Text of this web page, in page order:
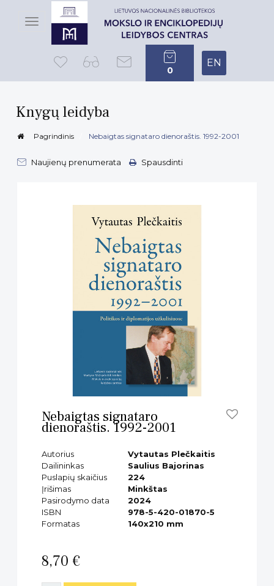
Toggle
navigation
0
EN
Knygų leidyba
Pagrindinis Nebaigtas signataro dienoraštis. 1992-2001
Naujienų prenumerata Spausdinti
Nebaigtas signataro
dienoraštis. 1992-2001
Autorius
Vytautas Plečkaitis
Dailininkas
Saulius Bajorinas
Puslapių skaičius
224
Įrišimas
Minkštas
Pasirodymo data
2024
ISBN
978-5-420-01870-5
Formatas
140x210 mm
8,70 €